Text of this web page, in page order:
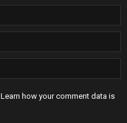
Learn how your comment data is